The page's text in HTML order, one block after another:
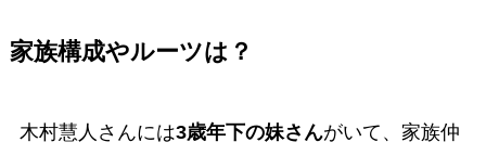
家族構成やルーツは？
木村慧人さんには3歳年下の妹さんがいて、家族仲